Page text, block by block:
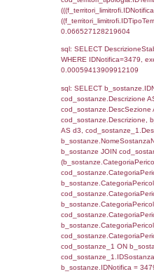
sql:
JOIN
sql: